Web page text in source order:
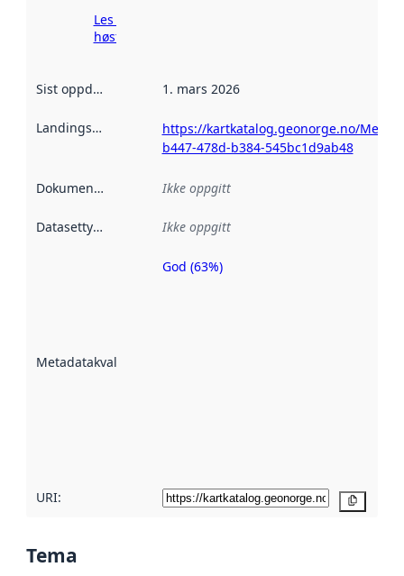
Les mer om
høsting her
Sist oppdatert 1. mars 2026
Landingsside
https://kartkatalog.geonorge.no/
b447-478d-b384-545bc1d9ab48
Dokumentasjon Ikke oppgitt
Datasettype Ikke oppgitt
Metadatakvalitet
Metadatakvalitet
God (63%)
URI:
Tema